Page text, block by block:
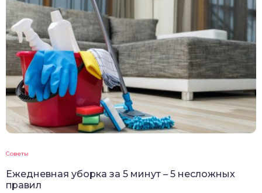
Советы
Ежедневная уборка за 5 минут – 5 несложных
правил